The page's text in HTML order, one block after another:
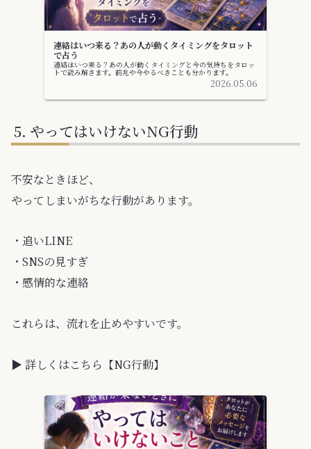
連絡はいつ来る？あの人が動くタイミングをタロット
で占う
連絡はいつ来る？あの人が動くタイミングと今の気持ちをタロッ
トで読み解きます。前兆や今やるべきことも分かります。
2026.05.06
やってはいけないNG行動
不安なときほど、
やってしまいがちな行動があります。
・追いLINE
・SNSの見すぎ
・感情的な連絡
これらは、流れを止めやすいです。
▶ 詳しくはこちら【NG行動】